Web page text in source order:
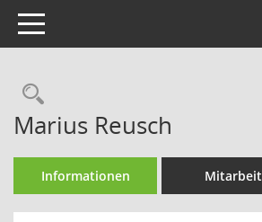
Toggle navigation
Rechercheauswahl
Marius Reusch
Informationen Mitarbeit